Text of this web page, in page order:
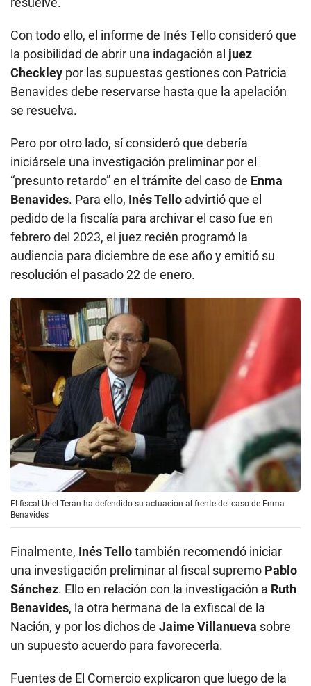
Con todo ello, el informe de Inés Tello consideró que
la posibilidad de abrir una indagación al juez
Checkley por las supuestas gestiones con Patricia
Benavides debe reservarse hasta que la apelación
se resuelva.
Pero por otro lado, sí consideró que debería
iniciársele una investigación preliminar por el
“presunto retardo” en el trámite del caso de Enma
Benavides. Para ello, Inés Tello advirtió que el
pedido de la fiscalía para archivar el caso fue en
febrero del 2023, el juez recién programó la
audiencia para diciembre de ese año y emitió su
resolución el pasado 22 de enero.
El fiscal Uriel Terán ha defendido su actuación al frente del caso de Enma
Benavides
Finalmente, Inés Tellotambién recomendó iniciar
una investigación preliminar al fiscal supremo Pablo
Sánchez. Ello en relación con la investigación a Ruth
Benavides, la otra hermana de la exfiscal de la
Nación, y por los dichos de Jaime Villanueva sobre
un supuesto acuerdo para favorecerla.
Fuentes de El Comercio explicaron que luego de la